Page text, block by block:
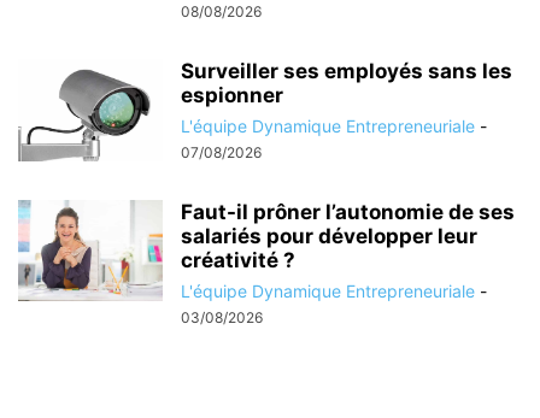
08/08/2026
Surveiller ses employés sans les
espionner
L'équipe Dynamique Entrepreneuriale -
07/08/2026
Faut-il prôner l’autonomie de ses
salariés pour développer leur
créativité ?
L'équipe Dynamique Entrepreneuriale -
03/08/2026